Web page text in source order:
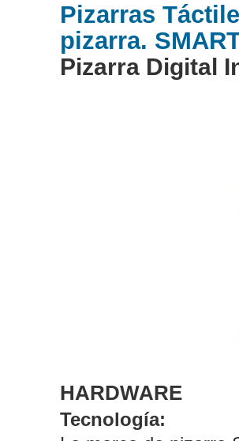
Pizarras
pizarra.
Pizarra Digital
HARDWARE
Tecnología: